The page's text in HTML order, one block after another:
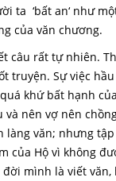
ta ‘bất an‘ như
của văn chương.
câu rất tự nhiên.
truyện. Sự việc
khứ bất hạnh
nên vợ nên
làng văn; nhưng
của Hộ vì không
mình là viết